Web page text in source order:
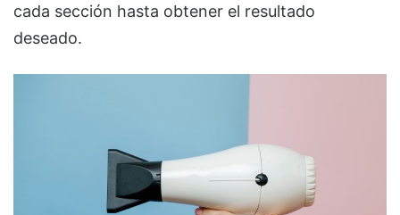
cada sección hasta obtener el resultado
deseado.